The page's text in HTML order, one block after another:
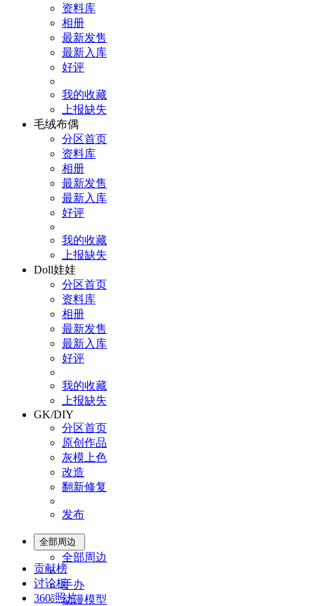
资料库
相册
最新发售
最新入库
好评
我的收藏
上报缺失
毛绒布偶
分区首页
资料库
相册
最新发售
最新入库
好评
我的收藏
上报缺失
Doll娃娃
分区首页
资料库
相册
最新发售
最新入库
好评
我的收藏
上报缺失
GK/DIY
分区首页
原创作品
灰模上色
改造
翻新修复
发布
全部周边
全部周边
手办
动漫模型
贡献榜
讨论板
360°照片